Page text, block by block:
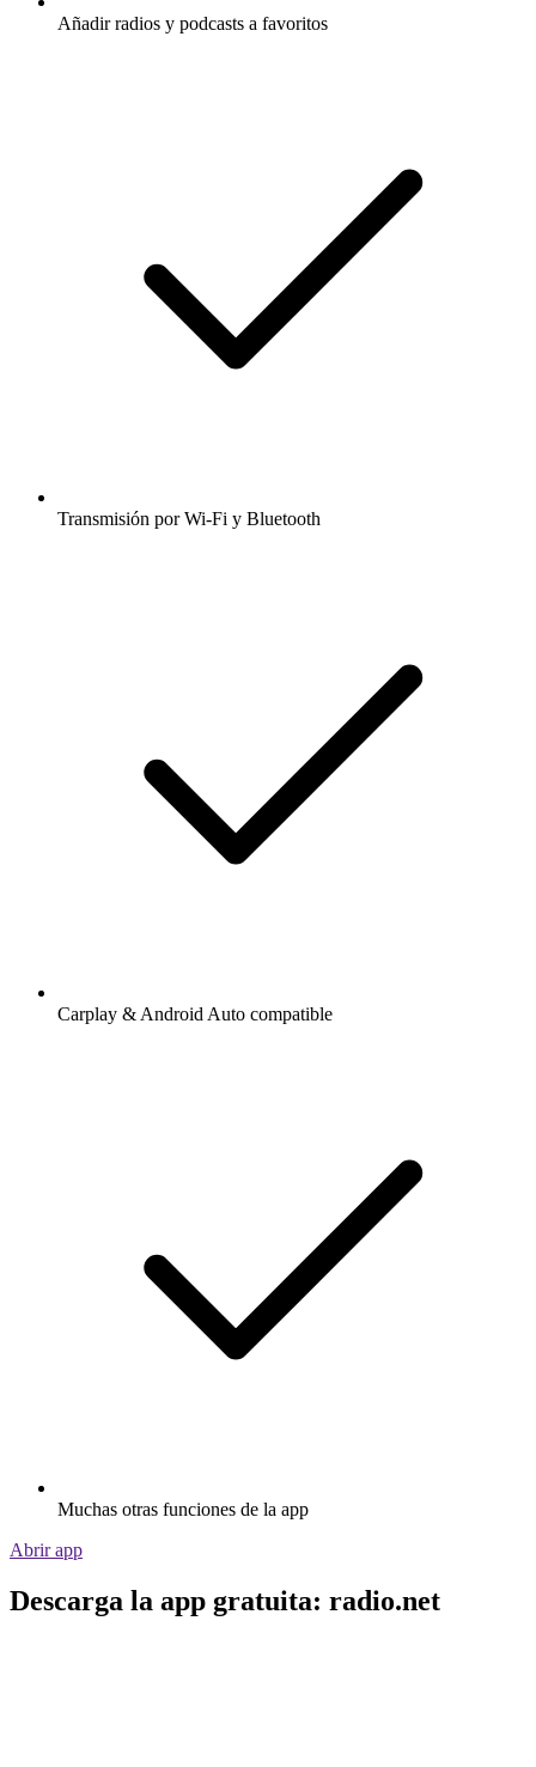
Añadir radios y podcasts a favoritos
Transmisión por Wi-Fi y Bluetooth
Carplay & Android Auto compatible
Muchas otras funciones de la app
Abrir app
Descarga la app gratuita: radio.net